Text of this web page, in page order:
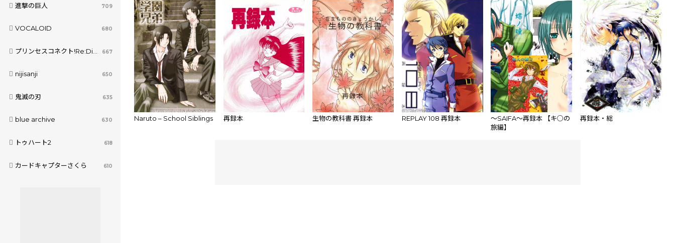
進撃の巨人 709
VOCALOID 680
プリンセスコネクト!Re:Dive 667
nijisanji 650
鬼滅の刃 635
blue archive 630
トゥハート2 618
カードキャプターさくら 610
ルト-)
Naruto – School Siblings 再録本 生物の教科書 再録本 REPLAY 108 再録本
～SAIFA～再録本 【キ○の
旅編】
再録本・総